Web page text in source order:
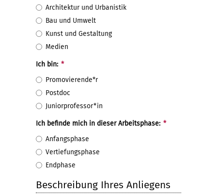
Architektur und Urbanistik
Bau und Umwelt
Kunst und Gestaltung
Medien
Ich bin: *
Promovierende*r
Postdoc
Juniorprofessor*in
Ich befinde mich in dieser Arbeitsphase: *
Anfangsphase
Vertiefungsphase
Endphase
Beschreibung Ihres Anliegens